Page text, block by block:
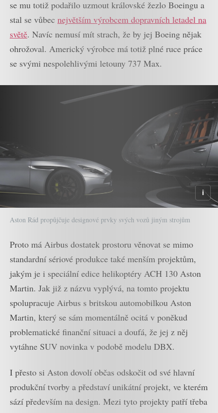
se mu totiž podařilo uzmout královské žezlo Boeingu a
stal se vůbec největším výrobcem dopravních letadel na
světě. Navíc nemusí mít strach, že by jej Boeing nějak
ohrožoval. Americký výrobce má totiž plné ruce práce
se svými nespolehlivými letouny 737 Max.
Aston Rád propůjčuje designové prvky svých vozů jiným strojům
Proto má Airbus dostatek prostoru věnovat se mimo
standardní sériové produkce také menším projektům,
jakým je i speciální edice helikoptéry ACH 130 Aston
Martin. Jak již z názvu vyplývá, na tomto projektu
spolupracuje Airbus s britskou automobilkou Aston
Martin, který se sám momentálně ocitá v poněkud
problematické finanční situaci a doufá, že jej z něj
vytáhne SUV novinka v podobě modelu DBX.
I přesto si Aston dovolí občas odskočit od své hlavní
produkční tvorby a představí unikátní projekt, ve kterém
sází především na design. Mezi tyto projekty patří třeba